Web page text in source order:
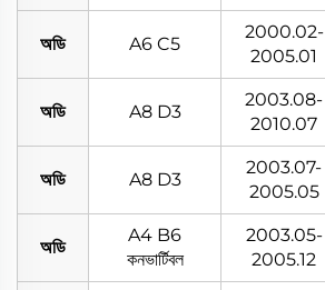
অডি A6 C5
2000.02-
2005.01
অডি A8 D3
2003.08-
2010.07
অডি A8 D3
2003.07-
2005.05
অডি
A4 B6
কনভার্টিবল
2003.05-
2005.12